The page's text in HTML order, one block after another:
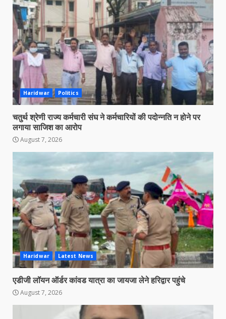
Haridwar Politics
चतुर्थ श्रेणी राज्य कर्मचारी संघ ने कर्मचारियों की पदोन्नति न होने पर
लगाया साजिश का आरोप
August 7, 2026
Haridwar Latest News
एडीजी लॉयन ऑर्डर कांवड यात्रा का जायजा लेने हरिद्वार पहुंचे
August 7, 2026